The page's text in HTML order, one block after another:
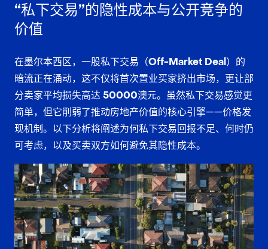
“私下交易”的隐性成本与公开竞争的
价值
在墨尔本西区，一股私下交易（Off-Market Deal）的
暗流正在涌动，这不仅将首次置业买家挤出市场，更让部
分卖家平均损失高达 50000澳元。虽然私下交易感觉更
简单，但它削弱了推动房地产价值的核心引擎——价格发
现机制。以下分析将阐述为何私下交易回报不足、何时仍
可考虑，以及买卖双方如何避免其隐性成本。